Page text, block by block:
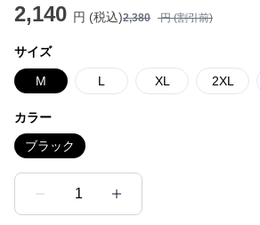
2,140 円 (税込)2,380 円 (割引前)
サイズ
M L XL 2XL
カラー
ブラック
1